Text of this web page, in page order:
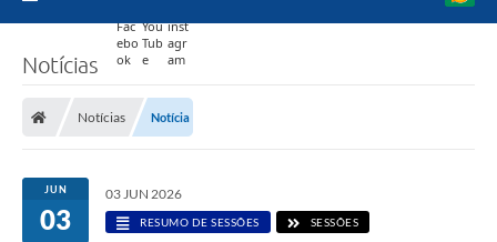
Notícias
Notícias Notícia
JUN
03
03 JUN 2026
RESUMO DE SESSÕES SESSÕES